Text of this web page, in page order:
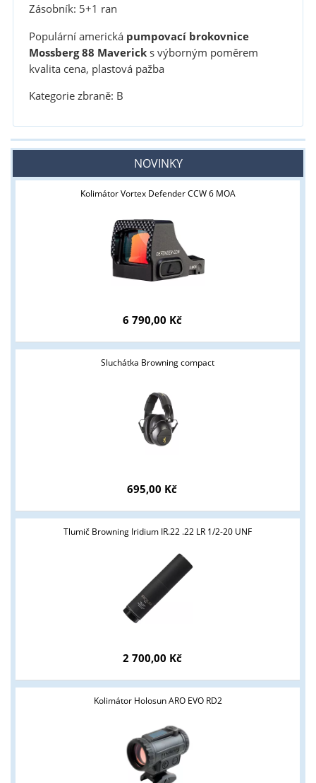
Zásobník: 5+1 ran
Populární americká pumpovací brokovnice
Mossberg 88 Mavericks výborným poměrem
kvalita cena, plastová pažba
Kategorie zbraně: B
NOVINKY
Kolimátor Vortex Defender CCW 6 MOA
6 790,00 Kč
Sluchátka Browning compact
695,00 Kč
Tlumič Browning Iridium IR.22 .22 LR 1/2-20 UNF
2 700,00 Kč
Kolimátor Holosun ARO EVO RD2